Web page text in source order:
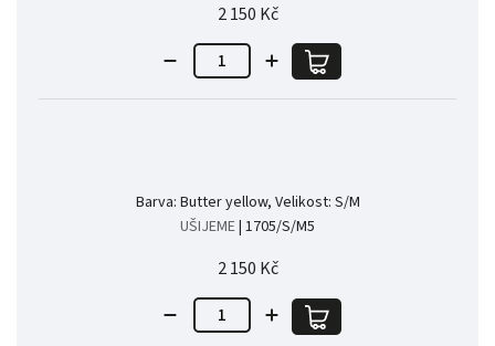
2 150 Kč
Barva: Butter yellow, Velikost: S/M
UŠIJEME| 1705/S/M5
2 150 Kč